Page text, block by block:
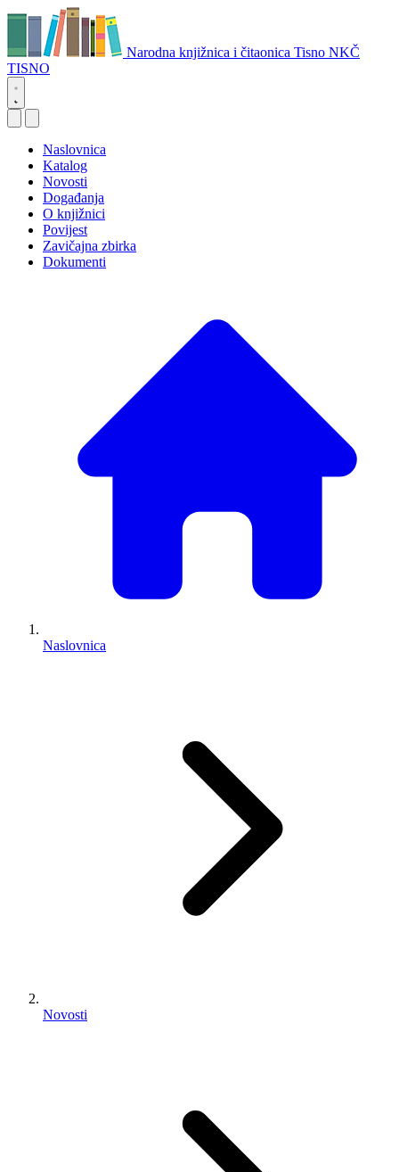
Narodna knjižnica i čitaonica Tisno NKČ
TISNO
Naslovnica
Katalog
Novosti
Događanja
O knjižnici
Povijest
Zavičajna zbirka
Dokumenti
Naslovnica
Novosti